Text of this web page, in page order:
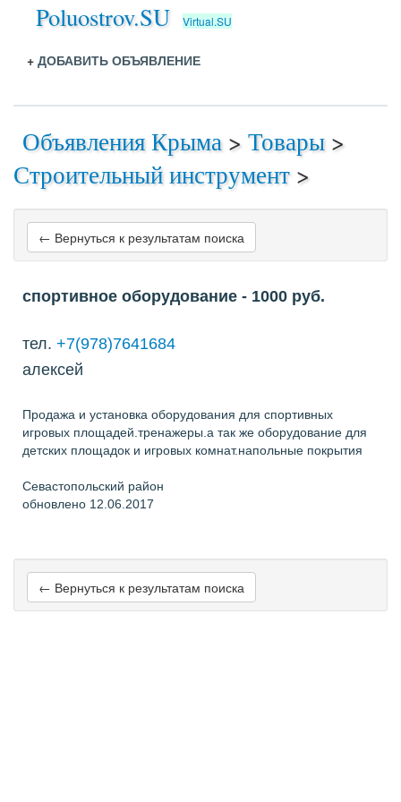
Poluostrov.SU Virtual.SU
+ ДОБАВИТЬ ОБЪЯВЛЕНИЕ
Объявления Крыма > Товары >
Строительный инструмент >
← Вернуться к результатам поиска
спортивное оборудование - 1000 руб.
тел. +7(978)7641684
алексей
Продажа и установка оборудования для спортивных
игровых площадей.тренажеры.а так же оборудование для
детских площадок и игровых комнат.напольные покрытия
Севастопольский район
обновлено 12.06.2017
← Вернуться к результатам поиска